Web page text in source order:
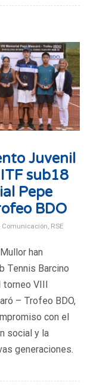
Juvenil
sub18
Pepe
BDO
Comunicación, RSE
han
Tennis Barcino
VIII
– Trofeo BDO,
con el
social y la
generaciones.